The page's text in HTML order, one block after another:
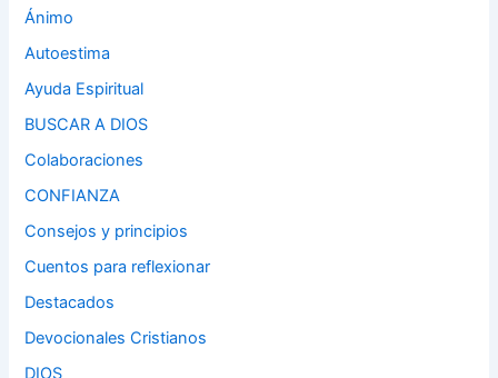
Ánimo
Autoestima
Ayuda Espiritual
BUSCAR A DIOS
Colaboraciones
CONFIANZA
Consejos y principios
Cuentos para reflexionar
Destacados
Devocionales Cristianos
DIOS